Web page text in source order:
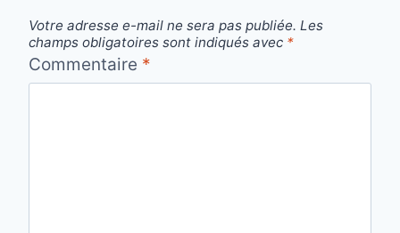
Votre adresse e-mail ne sera pas publiée. Les
champs obligatoires sont indiqués avec *
Commentaire *